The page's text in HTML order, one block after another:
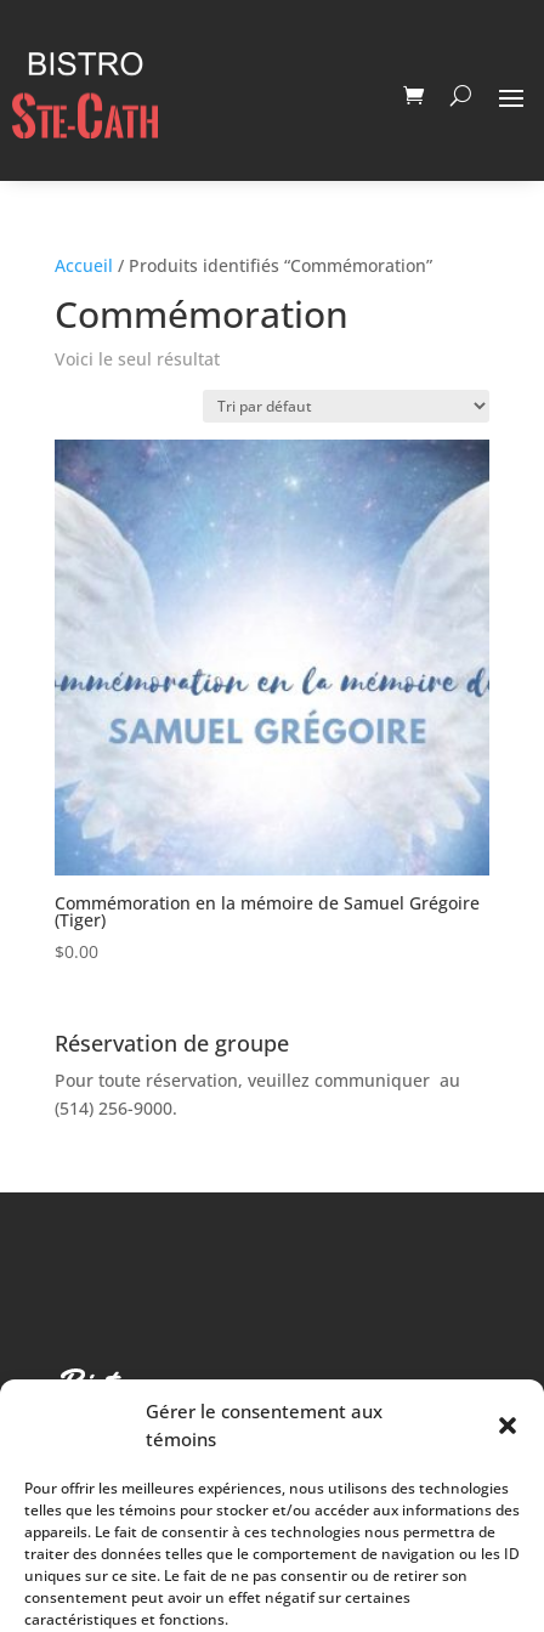
Gérer le consentement aux
témoins
Pour offrir les meilleures expériences, nous utilisons des technologies
telles que les témoins pour stocker et/ou accéder aux informations des
appareils. Le fait de consentir à ces technologies nous permettra de
traiter des données telles que le comportement de navigation ou les ID
uniques sur ce site. Le fait de ne pas consentir ou de retirer son
consentement peut avoir un effet négatif sur certaines
caractéristiques et fonctions.
Accueil / Produits identifiés “Commémoration”
Commémoration
Voici le seul résultat
Commémoration en la mémoire de Samuel Grégoire
(Tiger)
$0.00
Réservation de groupe
Pour toute réservation, veuillez communiquer au
(514) 256-9000.
Cuisine chaleureuse, spectacles de qualité et 100%
des surplus versés à la communauté